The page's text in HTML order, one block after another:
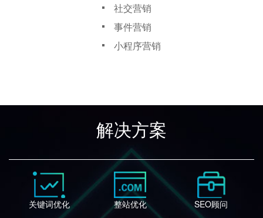
社交营销
事件营销
小程序营销
解决方案
关键词优化 整站优化 SEO顾问